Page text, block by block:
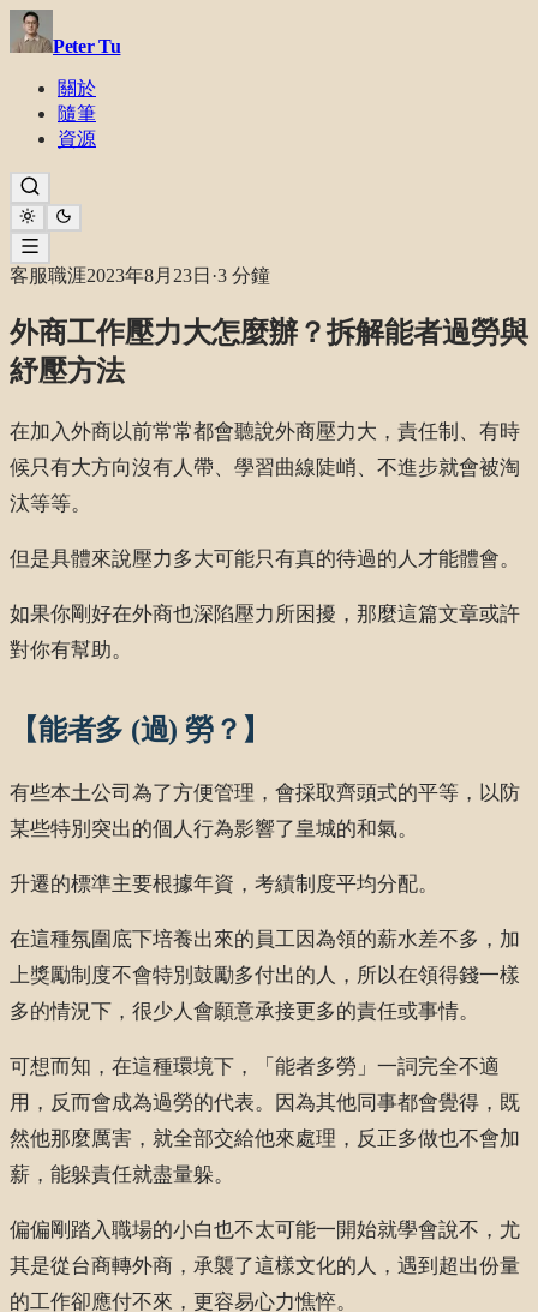
Peter Tu
關於
隨筆
資源
客服職涯2023年8月23日 ·3 分鐘
外商工作壓力大怎麼辦？拆解能者過勞與
紓壓方法
在加入外商以前常常都會聽說外商壓力大，責任制、有時
候只有大方向沒有人帶、學習曲線陡峭、不進步就會被淘
汰等等。
但是具體來說壓力多大可能只有真的待過的人才能體會。
如果你剛好在外商也深陷壓力所困擾，那麼這篇文章或許
對你有幫助。
【能者多 (過) 勞？】
有些本土公司為了方便管理，會採取齊頭式的平等，以防
某些特別突出的個人行為影響了皇城的和氣。
升遷的標準主要根據年資，考績制度平均分配。
在這種氛圍底下培養出來的員工因為領的薪水差不多，加
上獎勵制度不會特別鼓勵多付出的人，所以在領得錢一樣
多的情況下，很少人會願意承接更多的責任或事情。
可想而知，在這種環境下，「能者多勞」一詞完全不適
用，反而會成為過勞的代表。因為其他同事都會覺得，既
然他那麼厲害，就全部交給他來處理，反正多做也不會加
薪，能躲責任就盡量躲。
偏偏剛踏入職場的小白也不太可能一開始就學會說不，尤
其是從台商轉外商，承襲了這樣文化的人，遇到超出份量
的工作卻應付不來，更容易心力憔悴。